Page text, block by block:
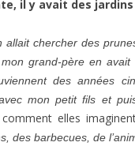
il y avait des
allait chercher des
grand-père en
des années
mon petit fils et
elles
des barbecues, de